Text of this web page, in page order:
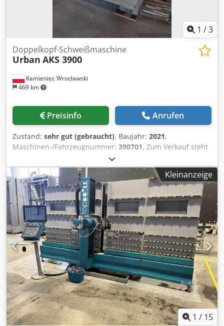
1 /3
Kamieniec Wrocławski
469 km
Doppelkopf-Schweißmaschine
Urban AKS 3900
Preisinfo Anrufen
Zustand: sehr gut (gebraucht), Baujahr: 2021,
Maschinen-/Fahrzeugnummer: 390701, Zum Verkauf steht
eine Zweikopf-Schweißmaschine URBAN Modell AKS 3900.
Die Maschine ist voll funktionsfähig. Sie wurde im
Einschichtbetrieb eingesetzt. Baujahr 2021.
Rechnungskauf 2022. Dwjdpfx Aozd Ra Teqcja
Kleinanzeige
1 / 15